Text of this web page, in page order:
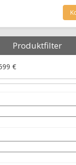
Produktfilter
€